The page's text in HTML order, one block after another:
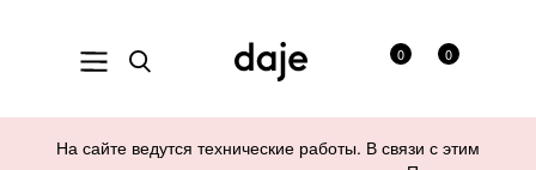
0
0
На сайте ведутся технические работы. В связи с этим